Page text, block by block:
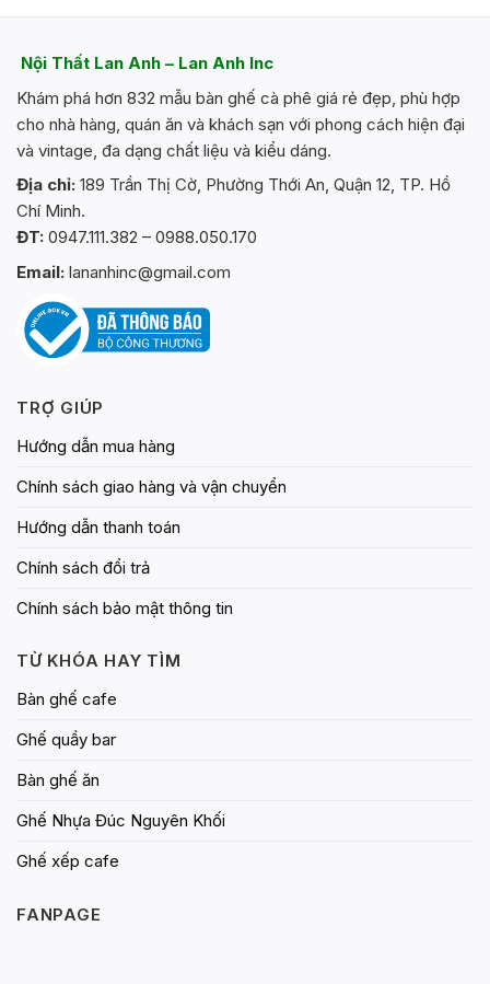
Nội Thất Lan Anh – Lan Anh Inc
Khám phá hơn 832 mẫu bàn ghế cà phê giá rẻ đẹp, phù hợp
cho nhà hàng, quán ăn và khách sạn với phong cách hiện đại
và vintage, đa dạng chất liệu và kiểu dáng.
Địa chỉ: 189 Trần Thị Cờ, Phường Thới An, Quận 12, TP. Hồ
Chí Minh.
ĐT: 0947.111.382 – 0988.050.170
Email: lananhinc@gmail.com
TRỢ GIÚP
Hướng dẫn mua hàng
Chính sách giao hàng và vận chuyển
Hướng dẫn thanh toán
Chính sách đổi trả
Chính sách bảo mật thông tin
TỪ KHÓA HAY TÌM
Bàn ghế cafe
Ghế quầy bar
Bàn ghế ăn
Ghế Nhựa Đúc Nguyên Khối
Ghế xếp cafe
FANPAGE